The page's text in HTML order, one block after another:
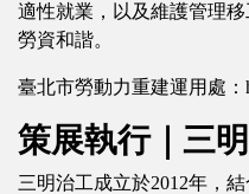
適性就業，以及維護管理
勞資和諧。
臺北市勞動力重建運用處：
策展執行｜三
三明治工成立於2012年，